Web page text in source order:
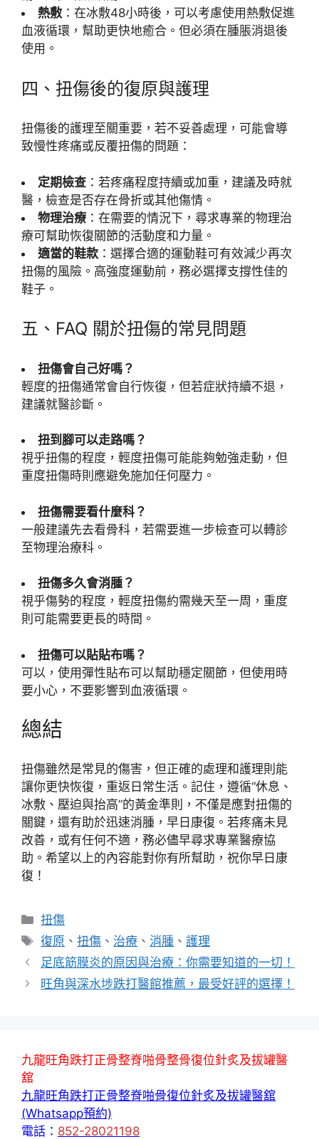
熱敷 ：在冰敷48小時後，可以考慮使用熱敷促進
血液循環，幫助更快地癒合。但必須在腫脹消退後
使用。
四、扭傷後的復原與護理
扭傷後的護理至關重要，若不妥善處理，可能會導
致慢性疼痛或反覆扭傷的問題：
定期檢查 ：若疼痛程度持續或加重，建議及時就
醫，檢查是否存在骨折或其他傷情。
物理治療：在需要的情況下，尋求專業的物理治
療可幫助恢復關節的活動度和力量。
適當的鞋款 ：選擇合適的運動鞋可有效減少再次
扭傷的風險。高強度運動前，務必選擇支撐性佳的
鞋子。
五、FAQ 關於扭傷的常見問題
扭傷會自己好嗎？
輕度的扭傷通常會自行恢復，但若症狀持續不退，
建議就醫診斷。
扭到腳可以走路嗎？
視乎扭傷的程度，輕度扭傷可能能夠勉強走動，但
重度扭傷時則應避免施加任何壓力。
扭傷需要看什麼科？
一般建議先去看骨科，若需要進一步檢查可以轉診
至物理治療科。
扭傷多久會消腫？
視乎傷勢的程度，輕度扭傷約需幾天至一周，重度
則可能需要更長的時間。
扭傷可以貼貼布嗎？
可以，使用彈性貼布可以幫助穩定關節，但使用時
要小心，不要影響到血液循環。
總結
扭傷雖然是常見的傷害，但正確的處理和護理則能
讓你更快恢復，重返日常生活。記住，遵循“休息、
冰敷、壓迫與抬高”的黃金準則，不僅是應對扭傷的
關鍵，還有助於迅速消腫，早日康復。若疼痛未見
改善，或有任何不適，務必儘早尋求專業醫療協
助。希望以上的內容能對你有所幫助，祝你早日康
復！
分
類
扭傷
標
籤
復原 、扭傷 、 治療 、消腫 、護理
足底筋膜炎的原因與治療：你需要知道的一切！
旺角與深水埗跌打醫館推薦，最受好評的選擇！
九龍旺角跌打正骨整脊啪骨整骨復位針炙及拔罐醫
舘
九龍旺角跌打正骨整脊啪骨復位針炙及拔罐醫舘
(Whatsapp預約)
電話： 852-28021198